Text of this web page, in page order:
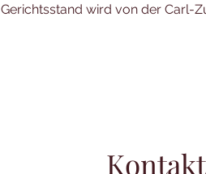
Gerichtsstand wird von der Carl-
Kontakt